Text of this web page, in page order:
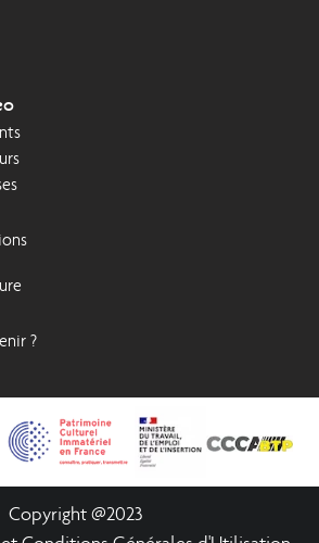
?
Copyright @2023